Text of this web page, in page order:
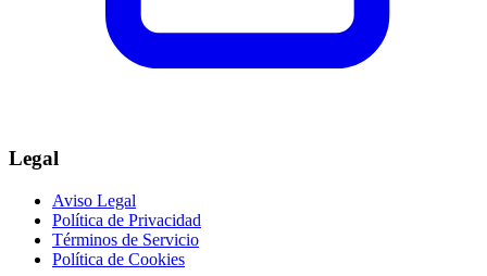
Legal
Aviso Legal
Política de Privacidad
Términos de Servicio
Política de Cookies